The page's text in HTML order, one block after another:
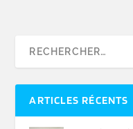
ARTICLES RÉCENTS